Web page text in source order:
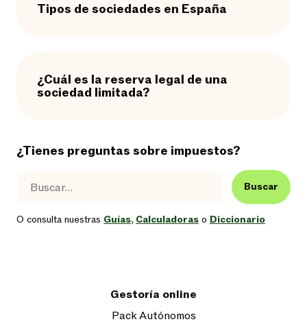
Tipos de sociedades en España
¿Cuál es la reserva legal de una
sociedad limitada?
¿Tienes preguntas sobre impuestos?
Buscar
O consulta nuestras Guías, Calculadoras o Diccionario
Gestoría online
Pack Autónomos